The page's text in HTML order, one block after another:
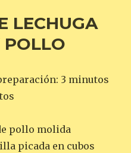
LECHUGA
POLLO
3 minutos
pollo molida
picada en cubos